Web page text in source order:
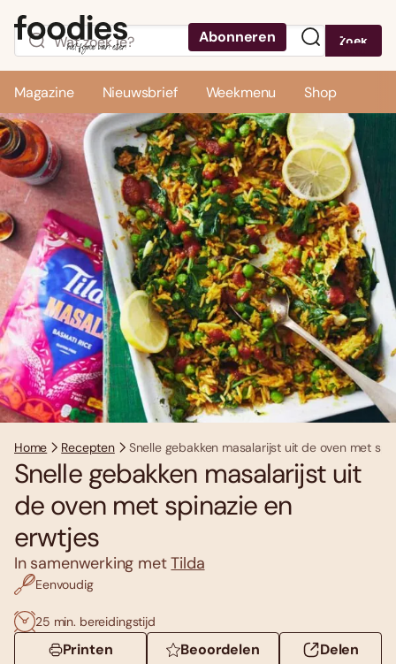
Abonneren Zoek
Magazine Nieuwsbrief Weekmenu Shop
Home Recepten Snelle gebakken masalarijst uit de oven met
Snelle gebakken masalarijst uit
de oven met spinazie en
erwtjes
In samenwerking metTilda
Eenvoudig
25 min. bereidingstijd
Printen Beoordelen Delen